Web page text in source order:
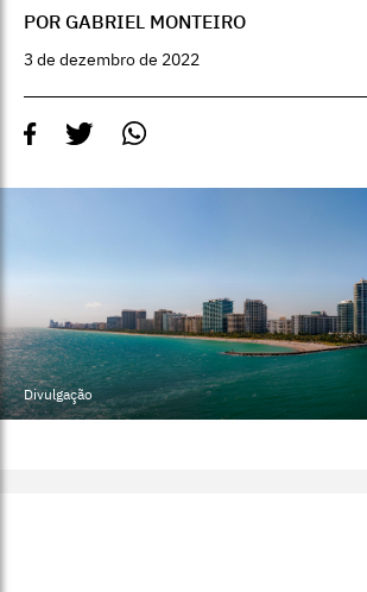
POR GABRIEL MONTEIRO
3 de dezembro de 2022
Divulgação